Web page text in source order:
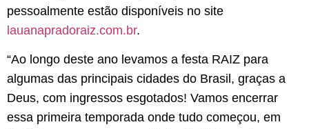
pessoalmente estão disponíveis no site
lauanapradoraiz.com.br.
“Ao longo deste ano levamos a festa RAIZ para
algumas das principais cidades do Brasil, graças a
Deus, com ingressos esgotados! Vamos encerrar
essa primeira temporada onde tudo começou, em